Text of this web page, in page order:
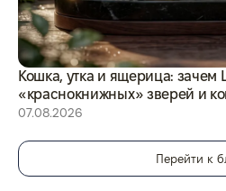
Перейти к
Кошка, утка и ящерица: зачем
«краснокнижных» зверей и
07.08.2026